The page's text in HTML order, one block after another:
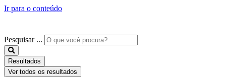
Ir para o conteúdo
Pesquisar ...
Resultados
Ver todos os resultados